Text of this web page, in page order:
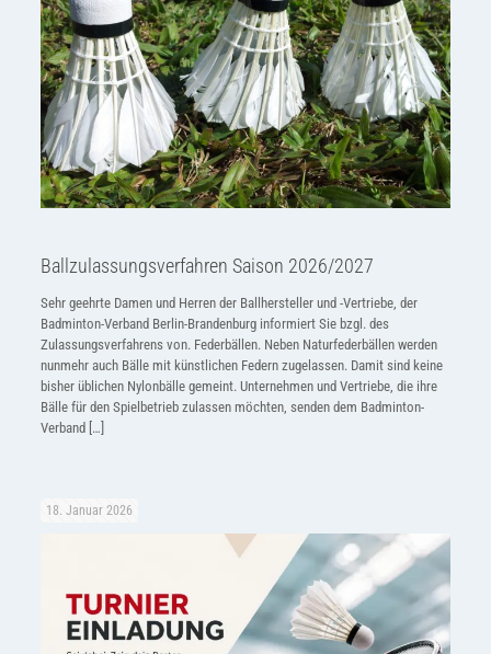
Ballzulassungsverfahren Saison 2026/2027
Sehr geehrte Damen und Herren der Ballhersteller und -Vertriebe, der
Badminton-Verband Berlin-Brandenburg informiert Sie bzgl. des
Zulassungsverfahrens von. Federbällen. Neben Naturfederbällen werden
nunmehr auch Bälle mit künstlichen Federn zugelassen. Damit sind keine
bisher üblichen Nylonbälle gemeint. Unternehmen und Vertriebe, die ihre
Bälle für den Spielbetrieb zulassen möchten, senden dem Badminton-
Verband […]
18. Januar 2026